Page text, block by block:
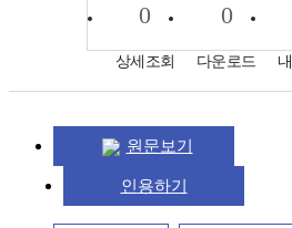
0
상세조회
0
다운로드
원문보기
인용하기